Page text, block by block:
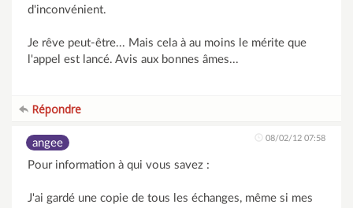
d'inconvénient.
Je rêve peut-être... Mais cela à au moins le mérite que
l'appel est lancé. Avis aux bonnes âmes...
Répondre
angee 08/02/12 07:58
Pour information à qui vous savez :
J'ai gardé une copie de tous les échanges, même si mes